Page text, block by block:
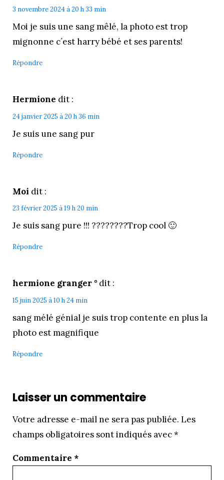
3 novembre 2024 à 20 h 33 min
Moi je suis une sang mêlé, la photo est trop
mignonne c´est harry bébé et ses parents!
Répondre
Hermione dit :
24 janvier 2025 à 20 h 36 min
Je suis une sang pur
Répondre
Moi dit :
23 février 2025 à 19 h 20 min
Je suis sang pure !!! ????????Trop cool 🙂
Répondre
hermione granger ° dit :
15 juin 2025 à 10 h 24 min
sang mélé génial je suis trop contente en plus la
photo est magnifique
Répondre
Laisser un commentaire
Votre adresse e-mail ne sera pas publiée. Les
champs obligatoires sont indiqués avec*
Commentaire *